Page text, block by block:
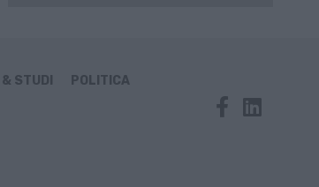
STUDI
POLITICA